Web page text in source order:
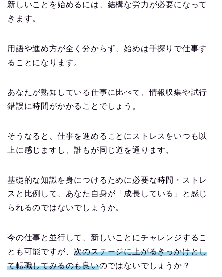
新しいことを始めるには、結構な労力が必要になって
きます。
用語や進め方が全く分からず、始めは手探りで仕事す
ることになります。
あなたが熟知している仕事に比べて、情報収集や試行
錯誤に時間がかかることでしょう。
そうなると、仕事を進めることにストレスをいつも以
上に感じますし、誰もが同じ道を通ります。
基礎的な知識を身につけるために必要な時間・ストレ
スと比例して、あなた自身が「成長している」と感じ
られるのではないでしょうか。
今の仕事と並行して、新しいことにチャレンジするこ
とも可能ですが、次のステージに上がるきっかけとし
て転職してみるのも良いのではないでしょうか？